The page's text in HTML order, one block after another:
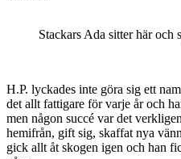
Stackars Ada sitter här och
H.P. lyckades inte göra sig ett
det allt fattigare för varje år och
men någon succé var det
hemifrån, gift sig, skaffat nya
gick allt åt skogen igen och han